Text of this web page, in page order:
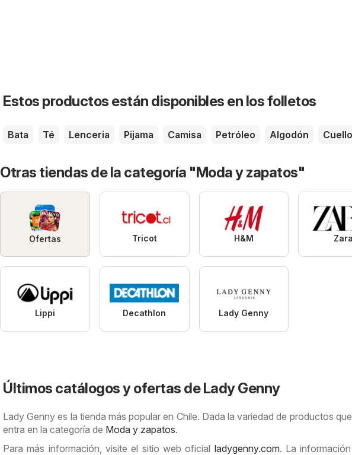
Estos productos están disponibles en los folletos
Bata Té Lenceria Pijama Camisa Petróleo Algodón Cuello
Otras tiendas de la categoría "Moda y zapatos"
Ofertas Tricot H&M
Lippi Decathlon Lady Genny
Últimos catálogos y ofertas de Lady Genny
Lady Genny es la tienda más popular en Chile. Dada la variedad de productos
entra en la categoría de Moda y zapatos.
Para más información, visite el sitio web oficial ladygenny.com. La